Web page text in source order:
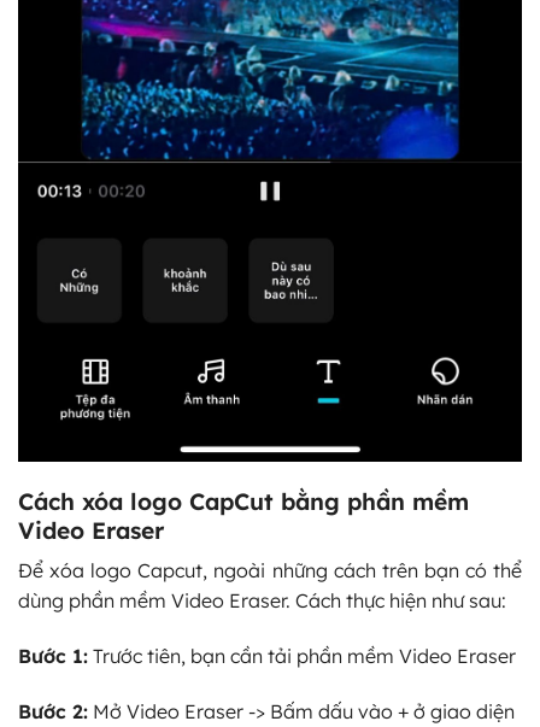
Cách xóa logo CapCut bằng phần mềm
Video Eraser
Để xóa logo Capcut, ngoài những cách trên bạn có thể
dùng phần mềm Video Eraser. Cách thực hiện như sau:
Bước 1: Trước tiên, bạn cần tải phần mềm Video Eraser
Bước 2: Mở Video Eraser -> Bấm dấu vào + ở giao diện